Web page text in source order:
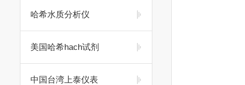
哈希水质分析仪
美国哈希hach试剂
中国台湾上泰仪表